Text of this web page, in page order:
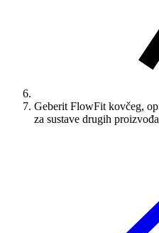
Geberit FlowFit kovčeg,
za sustave drugih